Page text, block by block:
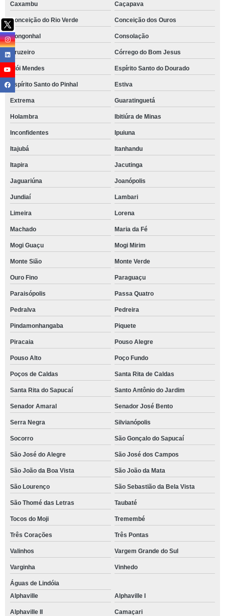
Caxambu Caçapava
Conceição do Rio Verde Conceição dos Ouros
Congonhal Consolação
Cruzeiro Córrego do Bom Jesus
Elói Mendes Espírito Santo do Dourado
Espírito Santo do Pinhal Estiva
Extrema Guaratinguetá
Holambra Ibitiúra de Minas
Inconfidentes Ipuiuna
Itajubá Itanhandu
Itapira Jacutinga
Jaguariúna Joanópolis
Jundiaí Lambari
Limeira Lorena
Machado Maria da Fé
Mogi Guaçu Mogi Mirim
Monte Sião Monte Verde
Ouro Fino Paraguaçu
Paraisópolis Passa Quatro
Pedralva Pedreira
Pindamonhangaba Piquete
Piracaia Pouso Alegre
Pouso Alto Poço Fundo
Poços de Caldas Santa Rita de Caldas
Santa Rita do Sapucaí Santo Antônio do Jardim
Senador Amaral Senador José Bento
Serra Negra Silvianópolis
Socorro São Gonçalo do Sapucaí
São José do Alegre São José dos Campos
São João da Boa Vista São João da Mata
São Lourenço São Sebastião da Bela Vista
São Thomé das Letras Taubaté
Tocos do Moji Tremembé
Três Corações Três Pontas
Valinhos Vargem Grande do Sul
Varginha Vinhedo
Águas de Lindóia
Alphaville
Alphaville I
Alphaville II Camaçari